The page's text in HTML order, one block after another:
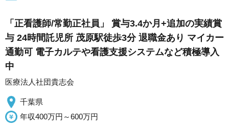
「正看護師/常勤正社員」 賞与3.4か月+追加の実績賞
与 24時間託児所 茂原駅徒歩3分 退職金あり マイカー
通勤可 電子カルテや看護支援システムなど積極導入
中
医療法人社団貴志会
千葉県
年収400万円～600万円